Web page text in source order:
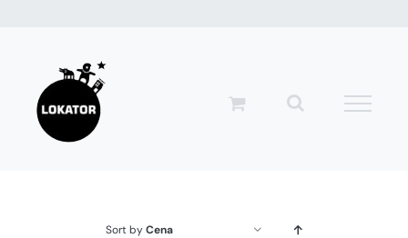
zawartości
Sort byCena